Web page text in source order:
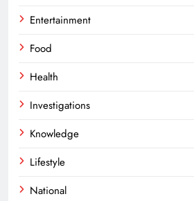
Entertainment
Food
Health
Investigations
Knowledge
Lifestyle
National